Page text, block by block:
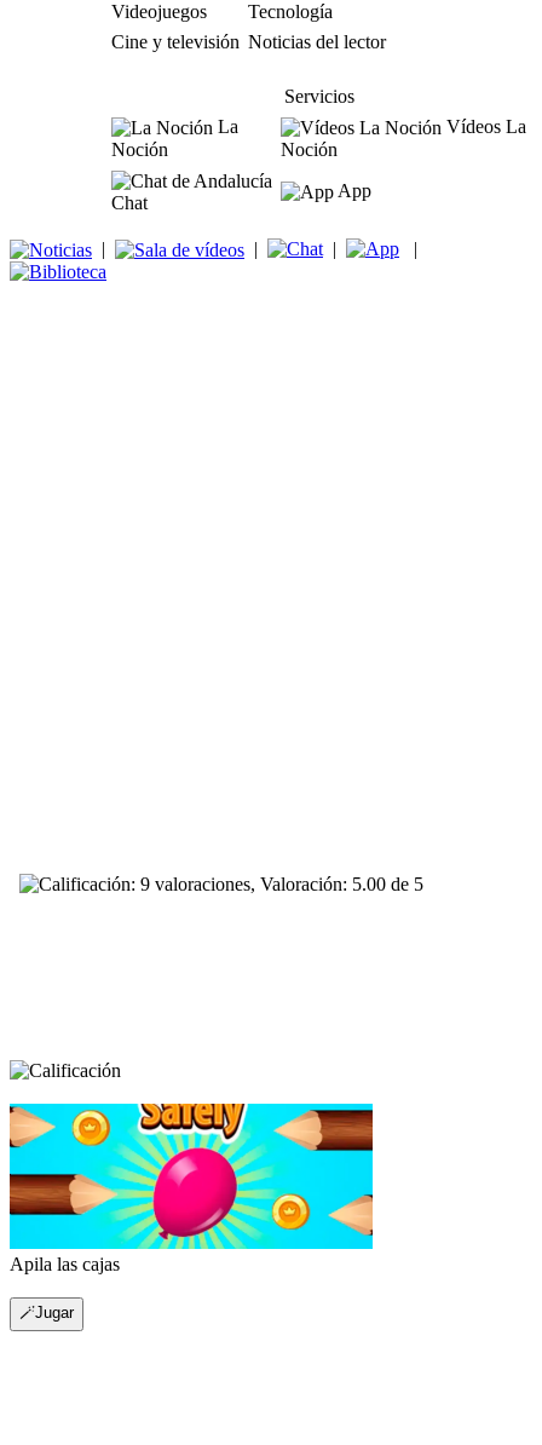
Videojuegos
Tecnología
Cine y televisión Noticias del lector
Servicios
La
Noción
Vídeos La
Noción
Chat
App
| | | |
Apila las cajas
🪄Jugar